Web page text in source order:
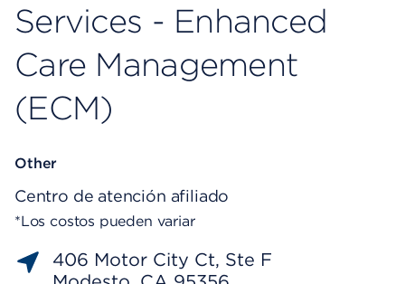
Services - Enhanced
Care Management
(ECM)
Other
Centro de atención afiliado
*Los costos pueden variar
406 Motor City Ct, Ste F